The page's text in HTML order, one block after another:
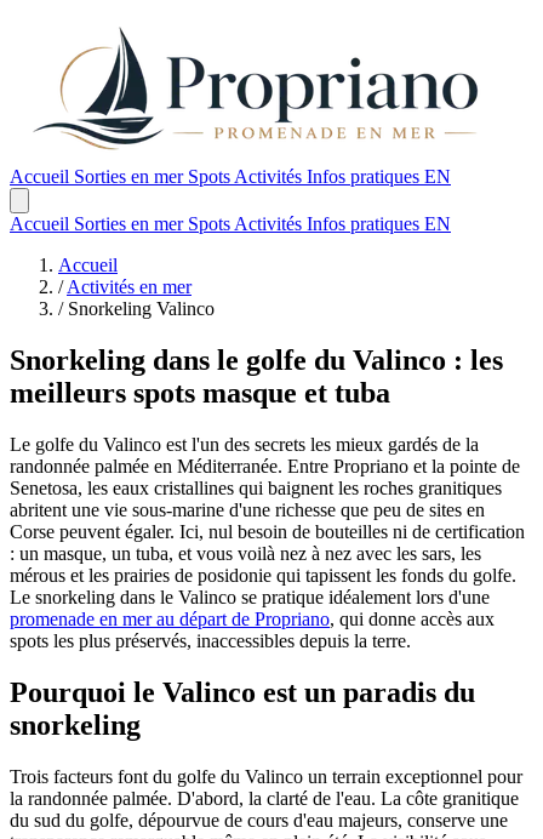
Accueil Sorties en mer Spots Activités Infos pratiques EN
Accueil Sorties en mer Spots Activités Infos pratiques EN
Accueil
/ Activités en mer
/ Snorkeling Valinco
Snorkeling dans le golfe du Valinco : les
meilleurs spots masque et tuba
Le golfe du Valinco est l'un des secrets les mieux gardés de la
randonnée palmée en Méditerranée. Entre Propriano et la pointe de
Senetosa, les eaux cristallines qui baignent les roches granitiques
abritent une vie sous-marine d'une richesse que peu de sites en
Corse peuvent égaler. Ici, nul besoin de bouteilles ni de certification
: un masque, un tuba, et vous voilà nez à nez avec les sars, les
mérous et les prairies de posidonie qui tapissent les fonds du golfe.
Le snorkeling dans le Valinco se pratique idéalement lors d'une
promenade en mer au départ de Propriano, qui donne accès aux
spots les plus préservés, inaccessibles depuis la terre.
Pourquoi le Valinco est un paradis du
snorkeling
Trois facteurs font du golfe du Valinco un terrain exceptionnel pour
la randonnée palmée. D'abord, la clarté de l'eau. La côte granitique
du sud du golfe, dépourvue de cours d'eau majeurs, conserve une